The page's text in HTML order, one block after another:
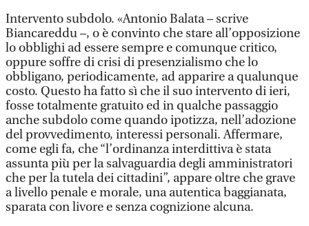
Intervento subdolo. «Antonio Balata – scrive
Biancareddu –, o è convinto che stare all’opposizione
lo obblighi ad essere sempre e comunque critico,
oppure soffre di crisi di presenzialismo che lo
obbligano, periodicamente, ad apparire a qualunque
costo. Questo ha fatto sì che il suo intervento di ieri,
fosse totalmente gratuito ed in qualche passaggio
anche subdolo come quando ipotizza, nell’adozione
del provvedimento, interessi personali. Affermare,
come egli fa, che “l’ordinanza interdittiva è stata
assunta più per la salvaguardia degli amministratori
che per la tutela dei cittadini”, appare oltre che grave
a livello penale e morale, una autentica baggianata,
sparata con livore e senza cognizione alcuna.